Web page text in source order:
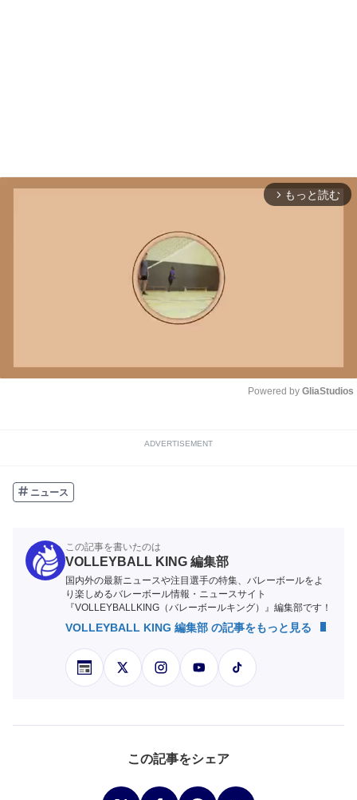
arrow_forward_ios もっと読む
Powered by GliaStudios
ADVERTISEMENT
ニュース
この記事を書いたのは
VOLLEYBALL KING 編集部
国内外の最新ニュースや注目選手の特集、バレーボールをよ
り楽しめるバレーボール情報・ニュースサイト
『VOLLEYBALLKING（バレーボールキング）』編集部です！
VOLLEYBALL KING 編集部 の記事をもっと見る
この記事をシェア